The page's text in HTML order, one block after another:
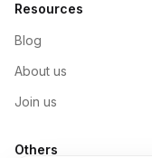
Resources
Blog
About us
Join us
Others